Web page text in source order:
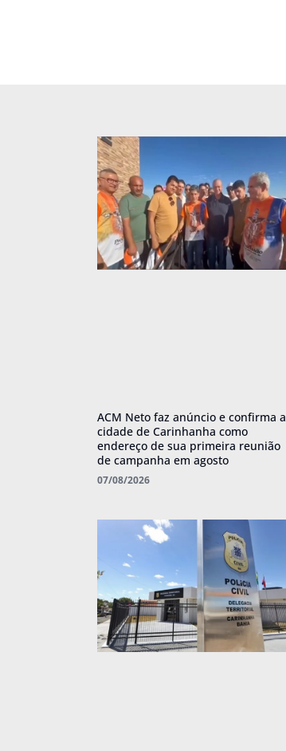
ACM Neto faz anúncio e confirma a
cidade de Carinhanha como
endereço de sua primeira reunião
de campanha em agosto
07/08/2026